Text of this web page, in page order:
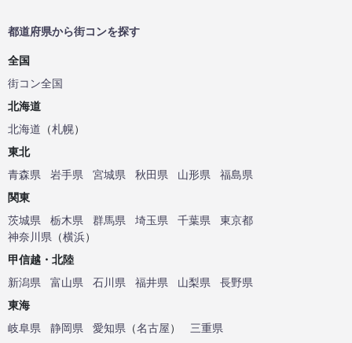
都道府県から街コンを探す
全国
街コン全国
北海道
北海道 （札幌）
東北
青森県
岩手県 宮城県 秋田県 山形県
福島県
関東
茨城県
栃木県 群馬県 埼玉県 千葉県
東京都
神奈川県 （横浜）
甲信越・北陸
新潟県
富山県 石川県 福井県 山梨県
長野県
東海
岐阜県
静岡県 愛知県 （名古屋）
三重県